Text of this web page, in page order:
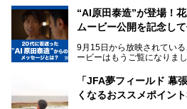
さらに最近では、24時間営
や、テレワーク・コワーキ
るスパも増えており、ただ
本記事では、人気スーパー
スペースや休憩スペースが
向けの施設など、目的に合
す。
新設エリアや生まれ変わっ
ャラクター「ユーラシわん
───
提供元：SPA＆HOTEL舞浜
です。
“AI原田泰造”が登場！
ムービー公開を記念し
9月15日から放映されてい
ービーはもうご覧になりま
伝えるムービーです。公開
か竜泉寺の湯にて体験イベ
が無料で試せるチャンスで
「JFA夢フィールド 幕
くなるおススメポイン